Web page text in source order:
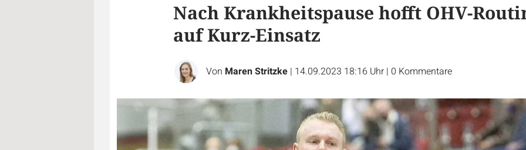
Nach Krankheitspause hofft OHV-
auf Kurz-Einsatz
Von Maren Stritzke | 14.09.2023 18:16 Uhr | 0 Kommentare